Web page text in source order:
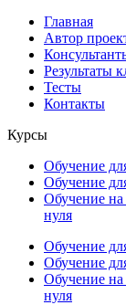
Главная
Автор
Результаты
Тесты
Контакты
Курсы
Обучение
Обучение
Обучение
нуля
Обучение
Обучение
Обучение
нуля